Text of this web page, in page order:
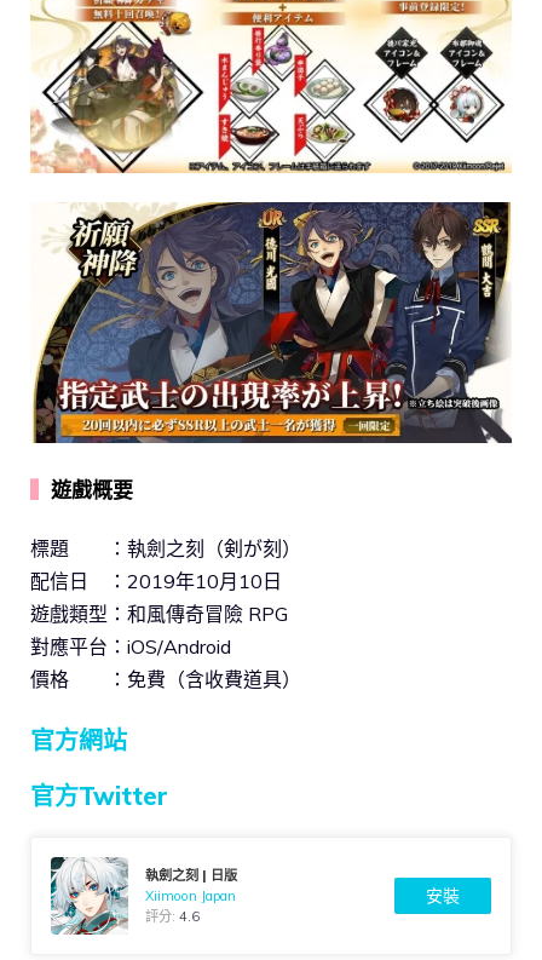
遊戲概要
標題 ：執劍之刻（剣が刻）
配信日 ：2019年10月10日
遊戲類型：和風傳奇冒險 RPG
對應平台：iOS/Android
價格 ：免費（含收費道具）
官方網站
官方Twitter
執劍之刻 | 日版
Xiimoon Japan
評分:4.6
安裝